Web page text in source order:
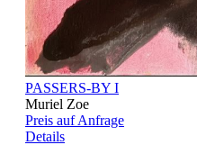
PASSERS-BY I
Muriel Zoe
Preis auf Anfrage
Details